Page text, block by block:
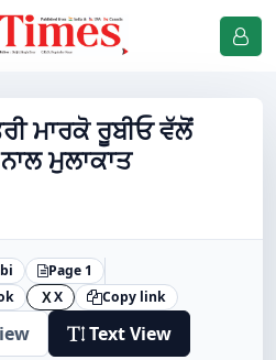
ਮਾਰਕੋ ਰੂਬੀਓ ਵੱਲੋਂ
ਮੁਲਾਕਾਤ
Page 1
X X Copy link
Text View